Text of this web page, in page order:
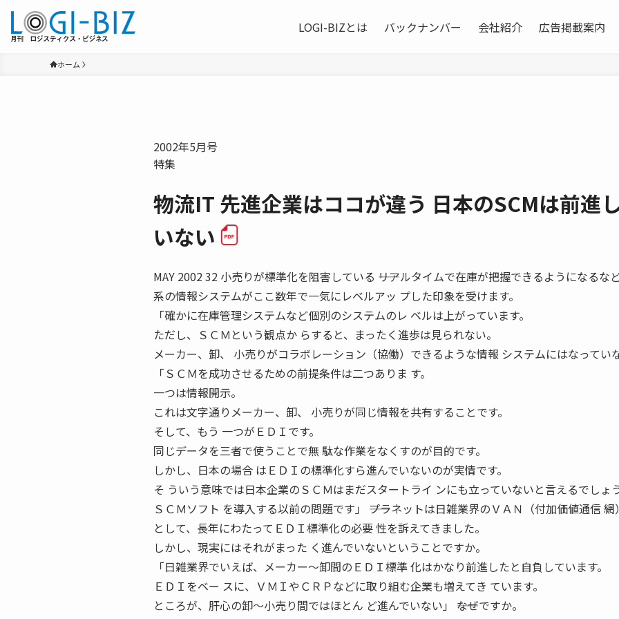
LOGI-BIZとは バックナンバー 会社紹介 広告掲載案内
ホーム
2002年5月号
特集
物流IT 先進企業はココが違う 日本のSCMは前進
いない
MAY 2002 32 小売りが標準化を阻害している ――リアルタイムで在庫が把握できるようになるな
系の情報システムがここ数年で一気にレベルアッ プした印象を受けます。
「確かに在庫管理システムなど個別のシステムのレ ベルは上がっています。
ただし、ＳＣＭという観点か らすると、まったく進歩は見られない。
メーカー、卸、 小売りがコラボレーション（協働）できるような情報 システムにはなってい
「ＳＣＭを成功させるための前提条件は二つありま す。
一つは情報開示。
これは文字通りメーカー、卸、 小売りが同じ情報を共有することです。
そして、もう 一つがＥＤＩです。
同じデータを三者で使うことで無 駄な作業をなくすのが目的です。
しかし、日本の場合 はＥＤＩの標準化すら進んでいないのが実情です。
そ ういう意味では日本企業のＳＣＭはまだスタートライ ンにも立っていないと言えるでしょう
ＳＣＭソフト を導入する以前の問題です」 ――プラネットは日雑業界のＶＡＮ（付加価値通信 網
として、長年にわたってＥＤＩ標準化の必要 性を訴えてきました。
しかし、現実にはそれがまった く進んでいないということですか。
「日雑業界でいえば、メーカー〜卸間のＥＤＩ標準 化はかなり前進したと自負しています。
ＥＤＩをベー スに、ＶＭＩやＣＲＰなどに取り組む企業も増えてき ています。
ところが、肝心の卸〜小売り間ではほとん ど進んでいない」 ――なぜですか。